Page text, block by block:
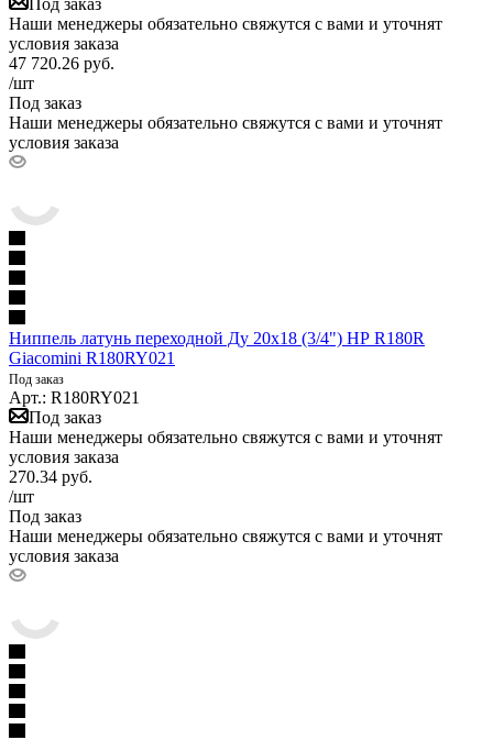
Наши менеджеры обязательно свяжутся с вами и уточнят
условия заказа
47 720.26 руб.
/шт
Под заказ
Наши менеджеры обязательно свяжутся с вами и уточнят
условия заказа
Ниппель латунь переходной Ду 20х18 (3/4") НР R180R
Giacomini R180RY021
Под заказ
Арт.: R180RY021
Под заказ
Наши менеджеры обязательно свяжутся с вами и уточнят
условия заказа
270.34 руб.
/шт
Под заказ
Наши менеджеры обязательно свяжутся с вами и уточнят
условия заказа